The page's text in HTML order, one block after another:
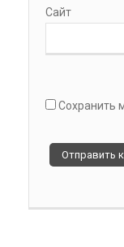
Сайт
Сохранить